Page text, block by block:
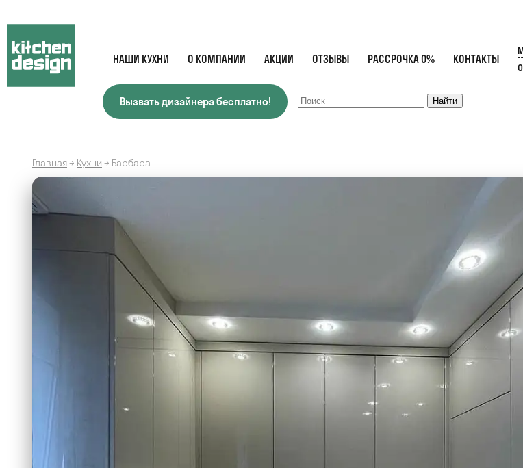
НАШИ КУХНИ О КОМПАНИИ АКЦИИ ОТЗЫВЫ РАССРОЧКА 0% КОНТАКТЫ
Вызвать дизайнера бесплатно!
Главная→ Кухни → Барбара